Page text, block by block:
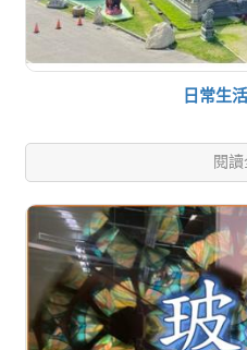
日常生
閱